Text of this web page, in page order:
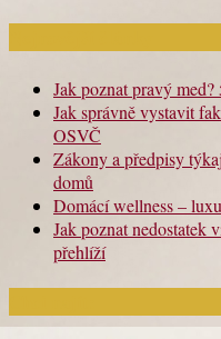
Jak poznat pravý
Jak správně vystavit
OSVČ
Zákony a předpisy
domů
Domácí wellness –
Jak poznat nedostatek
přehlíží